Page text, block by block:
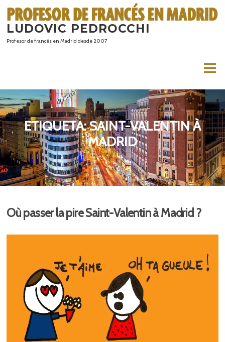
contenido
LUDOVIC PEDROCCHI
Profesor de francés en Madrid desde 2007
Menú
ETIQUETA:SAINT-VALENTIN À
MADRID
Où passer la pire Saint-Valentin à Madrid ?